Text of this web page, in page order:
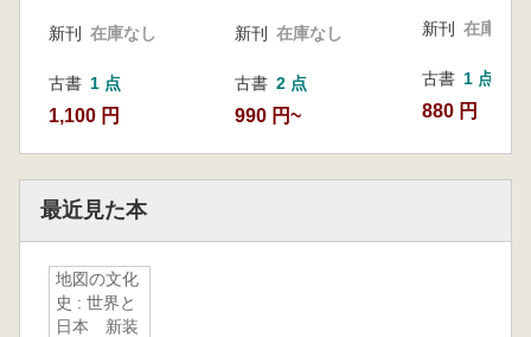
新刊 在庫なし
古書 1 点
1,100 円
新刊 在庫なし
古書 2 点
990 円~
新刊 在庫なし
古書 1 点
880 円
最近見た本
地図の文化
史 : 世界と
日本 新装